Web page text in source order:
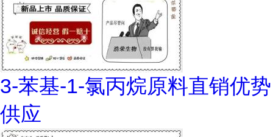
3-苯基-1-氯丙烷原料直销优势
供应